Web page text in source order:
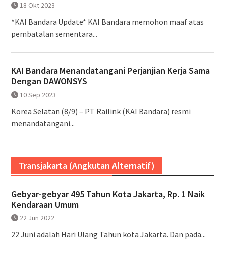
18 Okt 2023
*KAI Bandara Update* KAI Bandara memohon maaf atas
pembatalan sementara...
KAI Bandara Menandatangani Perjanjian Kerja Sama
Dengan DAWONSYS
10 Sep 2023
Korea Selatan (8/9) – PT Railink (KAI Bandara) resmi
menandatangani...
Transjakarta (Angkutan Alternatif)
Gebyar-gebyar 495 Tahun Kota Jakarta, Rp. 1 Naik
Kendaraan Umum
22 Jun 2022
22 Juni adalah Hari Ulang Tahun kota Jakarta. Dan pada...